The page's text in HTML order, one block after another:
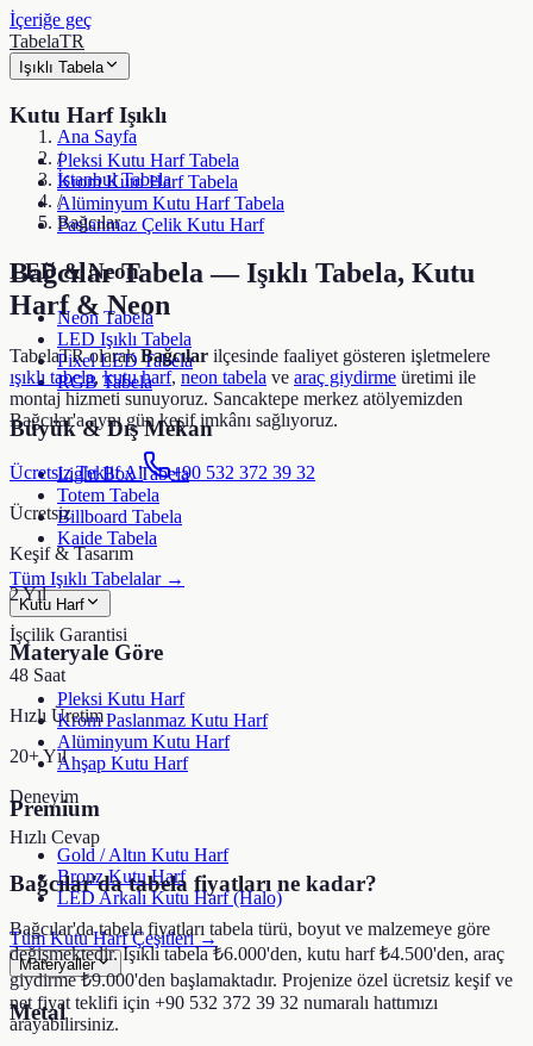
İçeriğe geç
TabelaTR
Işıklı Tabela
Kutu Harf Işıklı
Pleksi Kutu Harf Tabela
Krom Kutu Harf Tabela
Alüminyum Kutu Harf Tabela
Paslanmaz Çelik Kutu Harf
LED & Neon
Neon Tabela
LED Işıklı Tabela
Pixel LED Tabela
RGB Tabela
Büyük & Dış Mekan
Light Box Tabela
Totem Tabela
Billboard Tabela
Kaide Tabela
Tüm Işıklı Tabelalar →
Kutu Harf
Materyale Göre
Pleksi Kutu Harf
Krom Paslanmaz Kutu Harf
Alüminyum Kutu Harf
Ahşap Kutu Harf
Premium
Gold / Altın Kutu Harf
Bronz Kutu Harf
LED Arkalı Kutu Harf (Halo)
Tüm Kutu Harf Çeşitleri →
Materyaller
Metal
Ana Sayfa
/
İstanbul Tabela
/
Bağcılar
BağcılarTabela — Işıklı Tabela, Kutu
Harf & Neon
TabelaTR olarakBağcılar ilçesinde faaliyet gösteren işletmelere
ışıklı tabela, kutu harf, neon tabela ve araç giydirme üretimi ile
montaj hizmeti sunuyoruz. Sancaktepe merkez atölyemizden
Bağcılar'a aynı gün keşif imkânı sağlıyoruz.
Ücretsiz Teklif Al
+90 532 372 39 32
Ücretsiz
Keşif & Tasarım
2 Yıl
İşçilik Garantisi
48 Saat
Hızlı Üretim
20+ Yıl
Deneyim
Hızlı Cevap
Bağcılar'da tabela fiyatları ne kadar?
Bağcılar'da tabela fiyatları tabela türü, boyut ve malzemeye göre
değişmektedir. Işıklı tabela ₺6.000'den, kutu harf ₺4.500'den, araç
giydirme ₺9.000'den başlamaktadır. Projenize özel ücretsiz keşif ve
net fiyat teklifi için +90 532 372 39 32 numaralı hattımızı
arayabilirsiniz.